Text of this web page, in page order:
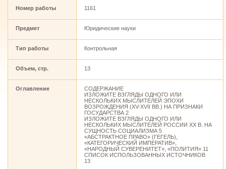
Номер работы 1161
Предмет Юридические науки
Тип работы Контрольная
Объем, стр. 13
Оглавление
СОДЕРЖАНИЕ
ИЗЛОЖИТЕ ВЗГЛЯДЫ ОДНОГО ИЛИ
НЕСКОЛЬКИХ МЫСЛИТЕЛЕЙ ЭПОХИ
ВОЗРОЖДЕНИЯ (XV-XVII ВВ.) НА ПРИЗНАКИ
ГОСУДАРСТВА 2
ИЗЛОЖИТЕ ВЗГЛЯДЫ ОДНОГО ИЛИ
НЕСКОЛЬКИХ МЫСЛИТЕЛЕЙ РОССИИ ХХ В. НА
СУЩНОСТЬ СОЦИАЛИЗМА 5
«АБСТРАКТНОЕ ПРАВО» (ГЕГЕЛЬ),
«КАТЕГОРИЧЕСКИЙ ИМПЕРАТИВ»,
«НАРОДНЫЙ СУВЕРЕНИТЕТ», «ПОЛИТИЯ» 11
СПИСОК ИСПОЛЬЗОВАННЫХ ИСТОЧНИКОВ
13